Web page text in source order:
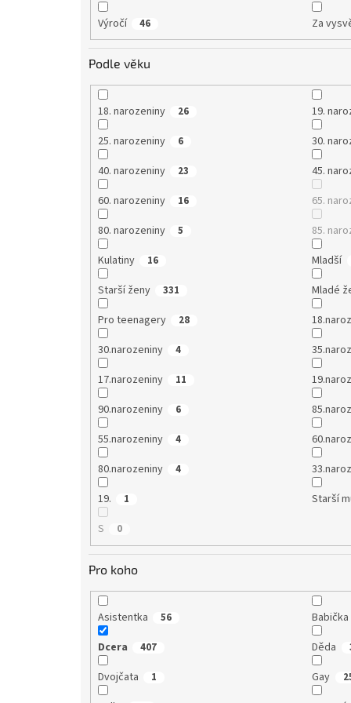
Výročí
46 Za
Podle věku
18. narozeniny 26
19.
25. narozeniny
6
30.
40. narozeniny
23
45.
60. narozeniny
16
65.
80. narozeniny
5
85.
Kulatiny
16
Mladší
Starší ženy
331
Mladé
Pro teenagery
28
30.narozeniny
4
17.narozeniny
11
90.narozeniny
6
55.narozeniny
4
80.narozeniny
4
19.
1
Starší
S
0
Pro koho
Asistentka 56
Babička
Dcera
407 Děda
Dvojčata 1 Gay